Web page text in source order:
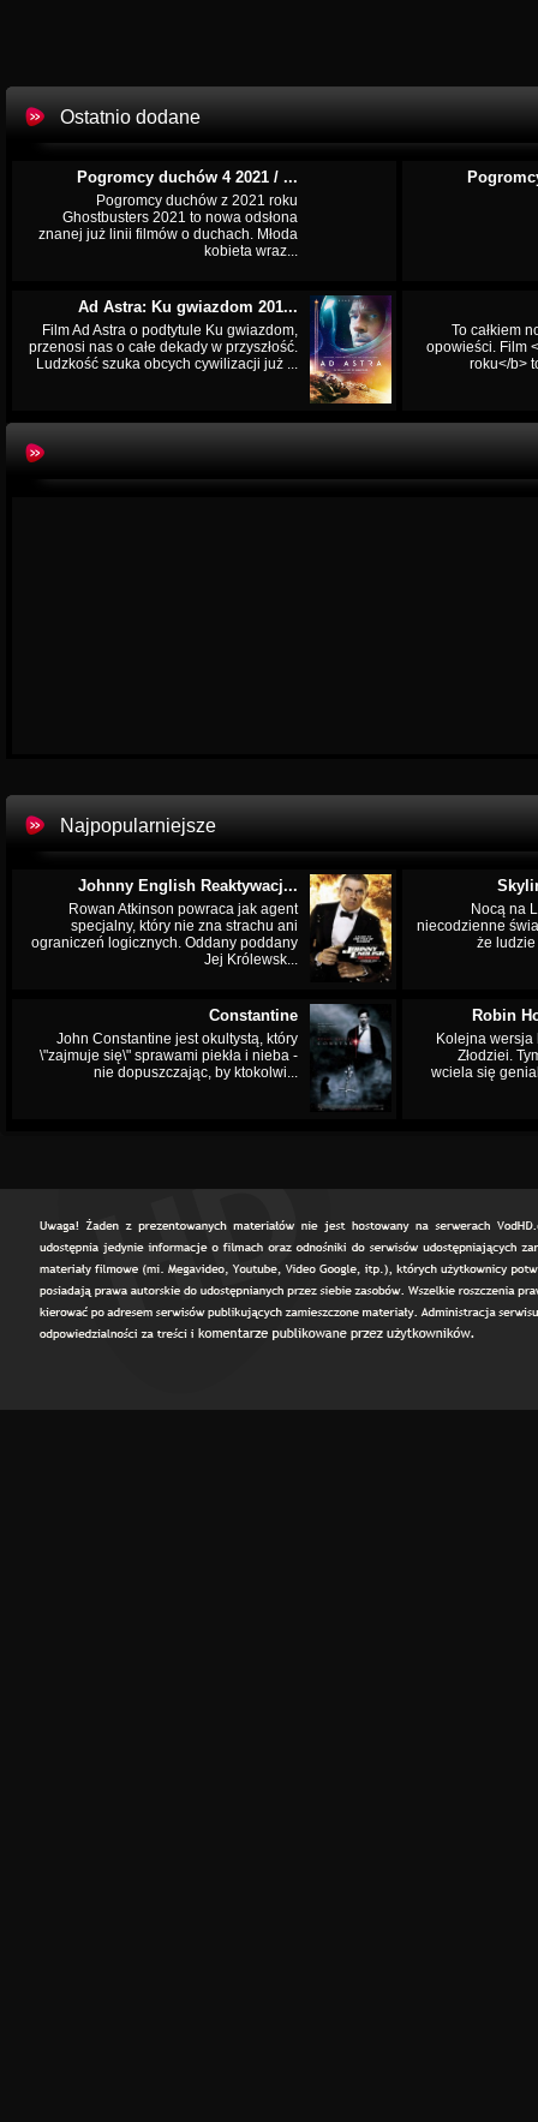
Ostatnio dodane
Pogromcy duchów 4 2021 / ...
Pogromcy duchów z 2021 roku
Ghostbusters 2021 to nowa odsłona
znanej już linii filmów o duchach. Młoda
kobieta wraz...
Ad Astra: Ku gwiazdom 201...
Film Ad Astra o podtytule Ku gwiazdom,
przenosi nas o całe dekady w przyszłość.
Ludzkość szuka obcych cywilizacji już ...
To całkiem
opowieści. Film
roku</b>
Najpopularniejsze
Johnny English Reaktywacj...
Rowan Atkinson powraca jak agent
specjalny, który nie zna strachu ani
ograniczeń logicznych. Oddany poddany
Jej Królewsk...
Nocą na
niecodzienne
że
Constantine
John Constantine jest okultystą, który
\"zajmuje się\" sprawami piekła i nieba -
nie dopuszczając, by ktokolwi...
Robin
Kolejna wersja
Złodziei.
wciela się